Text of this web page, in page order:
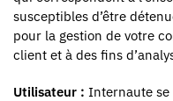
susceptibles d’être
pour la gestion de votre
client et à des fins
Utilisateur : Internaute